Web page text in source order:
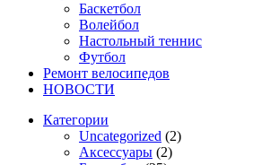
Баскетбол
Волейбол
Настольный теннис
Футбол
Ремонт велосипедов
НОВОСТИ
Категории
Uncategorized (2)
Аксессуары (2)